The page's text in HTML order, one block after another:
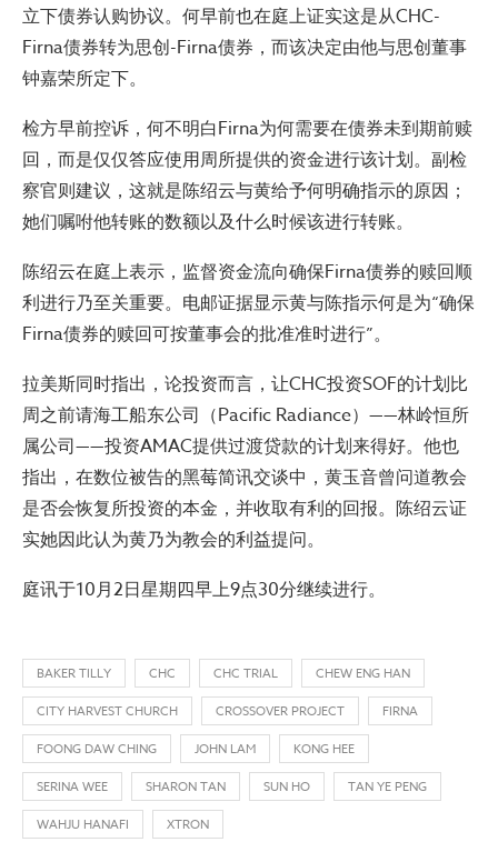
立下债券认购协议。何早前也在庭上证实这是从CHC-
Firna债券转为思创-Firna债券，而该决定由他与思创董事
钟嘉荣所定下。
检方早前控诉，何不明白Firna为何需要在债券未到期前赎
回，而是仅仅答应使用周所提供的资金进行该计划。副检
察官则建议，这就是陈绍云与黄给予何明确指示的原因；
她们嘱咐他转账的数额以及什么时候该进行转账。
陈绍云在庭上表示，监督资金流向确保Firna债券的赎回顺
利进行乃至关重要。电邮证据显示黄与陈指示何是为“确保
Firna债券的赎回可按董事会的批准准时进行”。
拉美斯同时指出，论投资而言，让CHC投资SOF的计划比
周之前请海工船东公司（Pacific Radiance）——林岭恒所
属公司——投资AMAC提供过渡贷款的计划来得好。他也
指出，在数位被告的黑莓简讯交谈中，黄玉音曾问道教会
是否会恢复所投资的本金，并收取有利的回报。陈绍云证
实她因此认为黄乃为教会的利益提问。
庭讯于10月2日星期四早上9点30分继续进行。
BAKER TILLY CHC CHC TRIAL
CHEW ENG HAN
CITY HARVEST CHURCH
CROSSOVER PROJECT
FIRNA
FOONG DAW CHING
JOHN LAM
KONG HEE
SERINA WEE
SHARON TAN SUN HO
TAN YE PENG
WAHJU HANAFI
XTRON